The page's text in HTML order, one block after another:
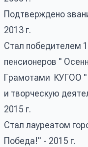
Подтверждено
2013 г.
Стал победителем
пенсионеров "
Грамотами КУГОО "
и творческую
2015 г.
Стал лауреатом
Победа!" - 2015 г.